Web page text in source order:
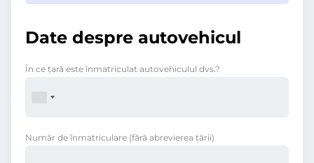
Date despre autovehicul
În ce ţară este înmatriculat autovehiculul dvs.?
Număr de înmatriculare (fără abrevierea ţării)